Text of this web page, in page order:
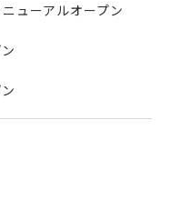
ューアルオープン